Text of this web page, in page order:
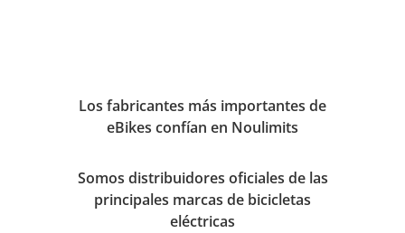
Los fabricantes más importantes de
eBikes confían en Noulimits
Somos distribuidores oficiales de las
principales marcas de bicicletas
eléctricas